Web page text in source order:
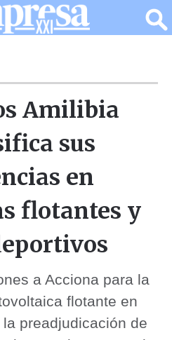
Amilibia
sus
en
flotantes y
a Acciona para la
flotante en
preadjudicación de